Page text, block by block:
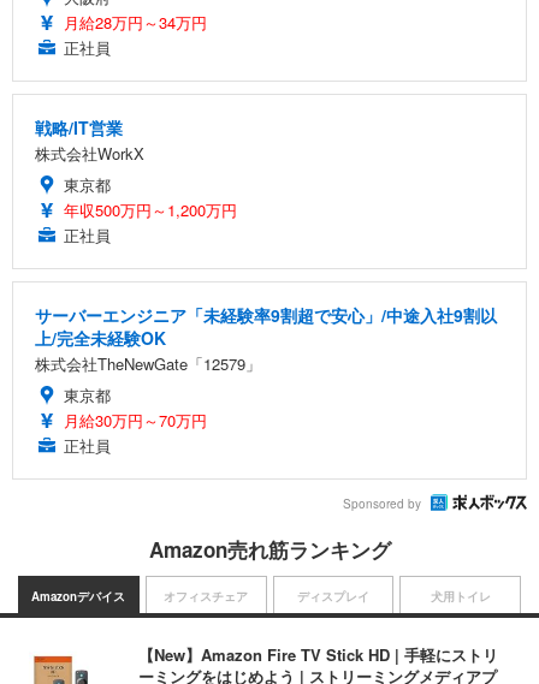
月給28万円～34万円
正社員
戦略/IT営業
株式会社WorkX
東京都
年収500万円～1,200万円
正社員
サーバーエンジニア「未経験率9割超で安心」/中途入社9割以
上/完全未経験OK
株式会社TheNewGate「12579」
東京都
月給30万円～70万円
正社員
Sponsored by
Amazon売れ筋ランキング
Amazonデバイス
【New】Amazon Fire TV Stick HD | 手軽にストリ
ーミングをはじめよう | ストリーミングメディアプ
オフィスチェア ディスプレイ 犬用トイレ